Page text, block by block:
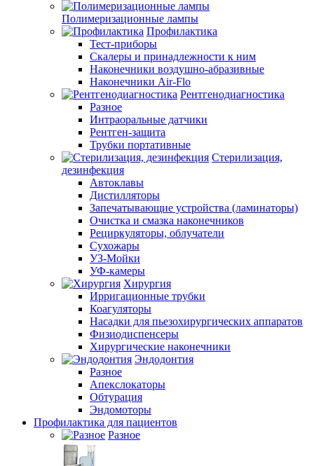
Полимеризационные лампы
Профилактика
Тест-приборы
Скалеры и принадлежности к ним
Наконечники воздушно-абразивные
Наконечники Air-Flo
Рентгенодиагностика
Разное
Интраоральные датчики
Рентген-защита
Трубки портативные
Стерилизация,
дезинфекция
Автоклавы
Дистилляторы
Запечатывающие устройства (ламинаторы)
Очистка и смазка наконечников
Рециркуляторы, облучатели
Сухожары
УЗ-Мойки
УФ-камеры
Хирургия
Ирригационные трубки
Коагуляторы
Насадки для пьезохирургических аппаратов
Физиодиспенсеры
Хирургические наконечники
Эндодонтия
Разное
Апекслокаторы
Обтурация
Эндомоторы
Профилактика для пациентов
Разное